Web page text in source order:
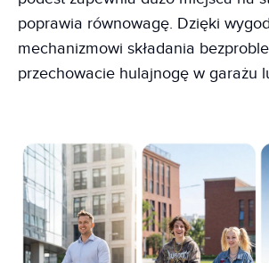
poprawia równowagę. Dzięki
mechanizmowi składania
przechowacie hulajnogę w garażu